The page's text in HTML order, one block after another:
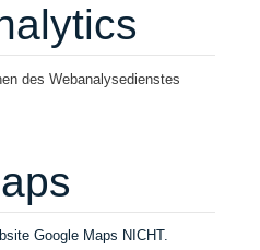
des Webanalysedienstes
Google Maps NICHT.